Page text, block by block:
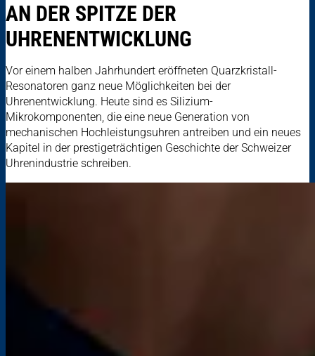
AN DER SPITZE DER
UHRENENTWICKLUNG
Vor einem halben Jahrhundert eröffneten Quarzkristall-
Resonatoren ganz neue Möglichkeiten bei der
Uhrenentwicklung. Heute sind es Silizium-
Mikrokomponenten, die eine neue Generation von
mechanischen Hochleistungsuhren antreiben und ein neues
Kapitel in der prestigeträchtigen Geschichte der Schweizer
Uhrenindustrie schreiben.